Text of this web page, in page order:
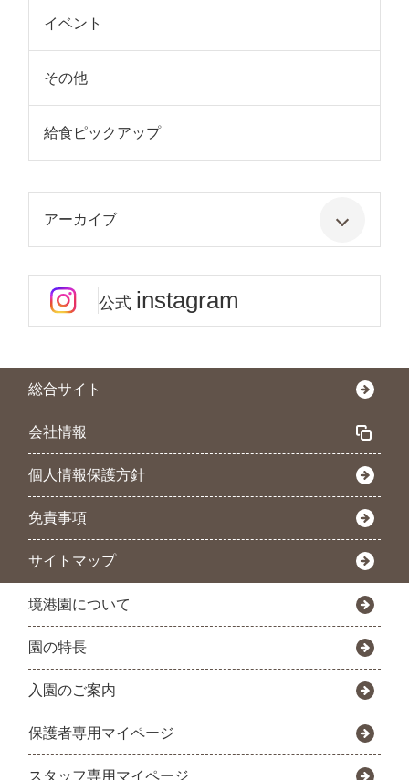
イベント
その他
給食ピックアップ
アーカイブ
公式 instagram
総合サイト
会社情報
個人情報保護方針
免責事項
サイトマップ
境港園について
園の特長
入園のご案内
保護者専用マイページ
スタッフ専用マイページ